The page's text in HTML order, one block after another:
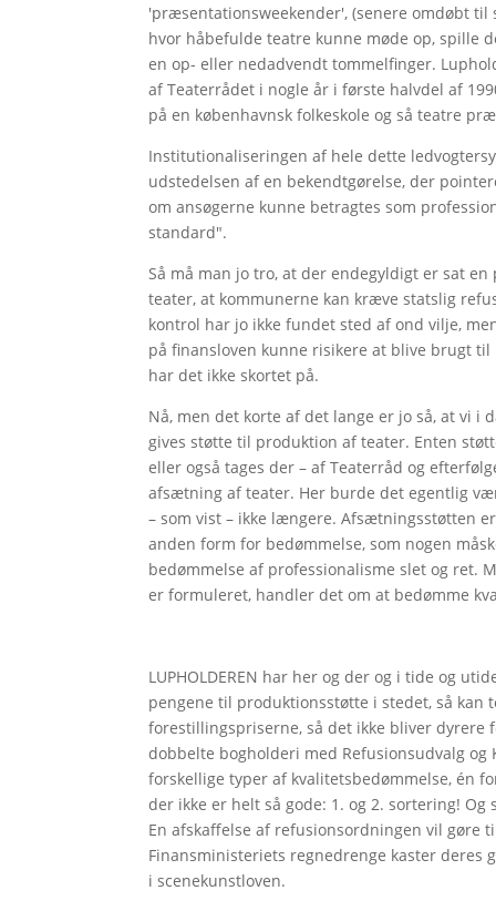
'præsentationsweekender', (senere omdøbt til
hvor håbefulde teatre kunne møde op, spille
en op- eller nedadvendt tommelfinger.
af Teaterrådet i nogle år i første halvdel af
på en københavnsk folkeskole og så teatre
Institutionaliseringen af hele dette
udstedelsen af en bekendtgørelse, der
om ansøgerne kunne betragtes som
standard".
Så må man jo tro, at der endegyldigt er sat
teater, at kommunerne kan kræve statslig
kontrol har jo ikke fundet sted af ond vilje,
på finansloven kunne risikere at blive brugt
har det ikke skortet på.
Nå, men det korte af det lange er jo så, at vi
gives støtte til produktion af teater. Enten
eller også tages der – af Teaterråd og
afsætning af teater. Her burde det egentlig
– som vist – ikke længere. Afsætningsstøtten
anden form for bedømmelse, som nogen
bedømmelse af professionalisme slet og ret.
er formuleret, handler det om at bedømme
LUPHOLDEREN har her og der og i tide og
pengene til produktionsstøtte i stedet, så
forestillingspriserne, så det ikke bliver dyrere
dobbelte bogholderi med Refusionsudvalg
forskellige typer af kvalitetsbedømmelse, én
der ikke er helt så gode: 1. og 2. sortering!
En afskaffelse af refusionsordningen vil gøre
Finansministeriets regnedrenge kaster
i scenekunstloven.